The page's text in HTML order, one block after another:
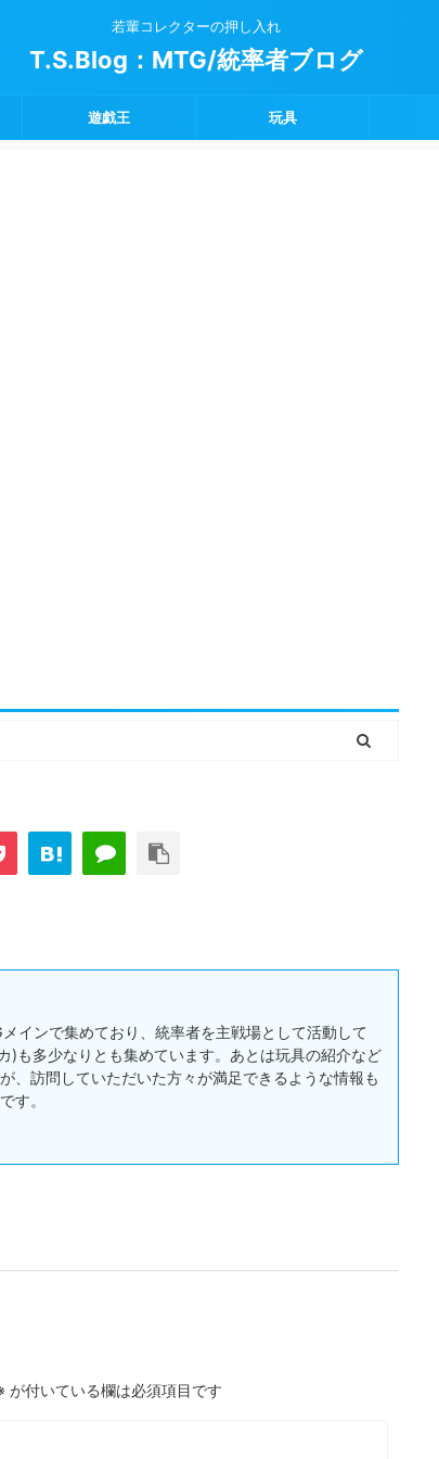
若輩コレクターの押し入れ
T.S.Blog：MTG/統率者ブログ
遊戯王 玩具
インで集めており、統率者を主戦場として活動して
)も多少なりとも集めています。あとは玩具の紹介など
、訪問していただいた方々が満足できるような情報も
す。
が付いている欄は必須項目です